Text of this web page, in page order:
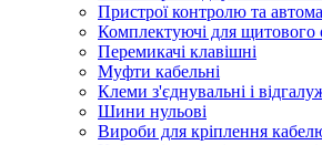
Пристрої контролю та
Комплектуючі для щитового
Перемикачі клавішні
Муфти кабельні
Клеми з'єднувальні і
Шини нульові
Вироби для кріплення